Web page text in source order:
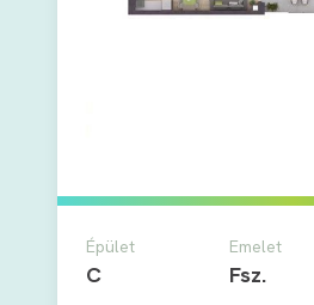
Épület
C
Emelet
Fsz.